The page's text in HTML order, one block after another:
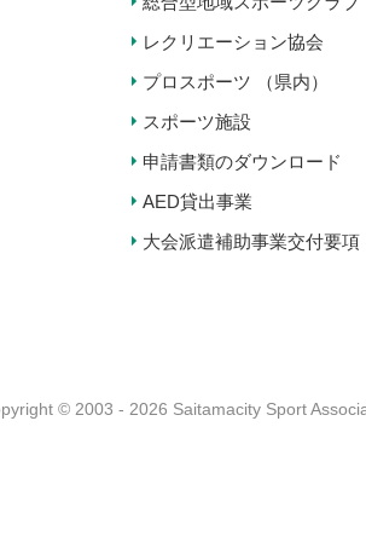
レクリエーション協会
プロスポーツ （県内）
スポーツ施設
申請書類のダウンロード
AED貸出事業
大会派遣補助事業交付要項
© 2003 - 2026 Saitamacity Sport